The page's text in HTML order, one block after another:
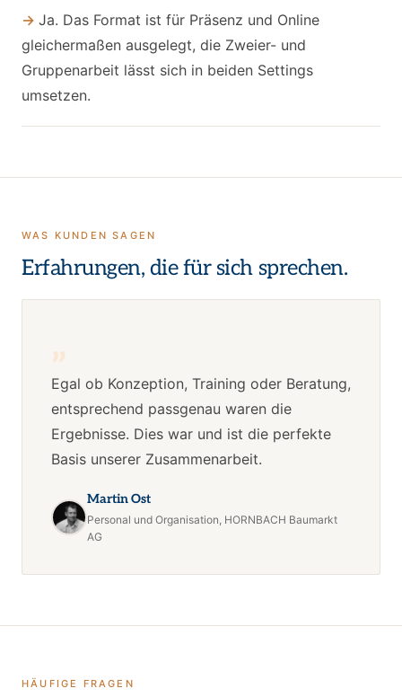
Ja. Das Format ist für Präsenz und Online
gleichermaßen ausgelegt, die Zweier- und
Gruppenarbeit lässt sich in beiden Settings
umsetzen.
WAS KUNDEN SAGEN
Erfahrungen, die für sich sprechen.
„
Egal ob Konzeption, Training oder Beratung,
entsprechend passgenau waren die
Ergebnisse. Dies war und ist die perfekte
Basis unserer Zusammenarbeit.
Martin Ost
Personal und Organisation, HORNBACH Baumarkt
AG
HÄUFIGE FRAGEN